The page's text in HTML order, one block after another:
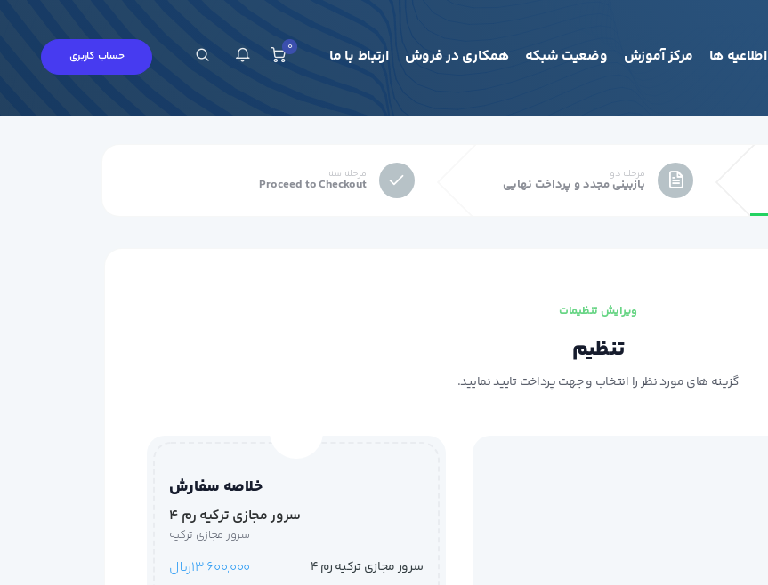
اطلاعیه ها مرکز آموزش وضعیت شبکه همکاری در فروش ارتباط با ما 0
شما هیچ اطلاعیه در حال حاضر ندارید.
حساب کاربری
مرحله دو
بازبینی مجدد و پرداخت نهایی
مرحله سه
Proceed to Checkout
ویرایش تنظیمات
تنظیم
گزینه های مورد نظر را انتخاب و جهت پرداخت تایید نمایید.
خلاصه سفارش
سرور مجازی ترکیه رم 4
سرور مجازی ترکیه
سرور مجازی ترکیه رم 4 13,600,000ریال